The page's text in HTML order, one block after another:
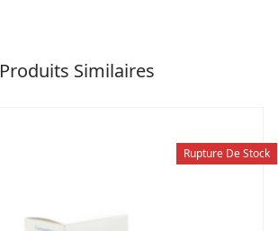
Produits Similaires
Rupture De Stock